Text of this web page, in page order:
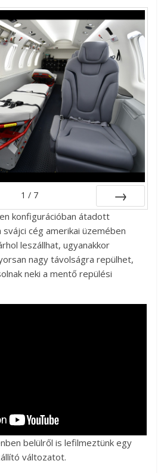
1 / 7
Következő
konfigurációban átadott
cég amerikai üzemében
leszállhat, ugyanakkor
nagy távolságra repülhet,
neki a mentő repülési
belülről is lefilmeztünk egy
változatot.